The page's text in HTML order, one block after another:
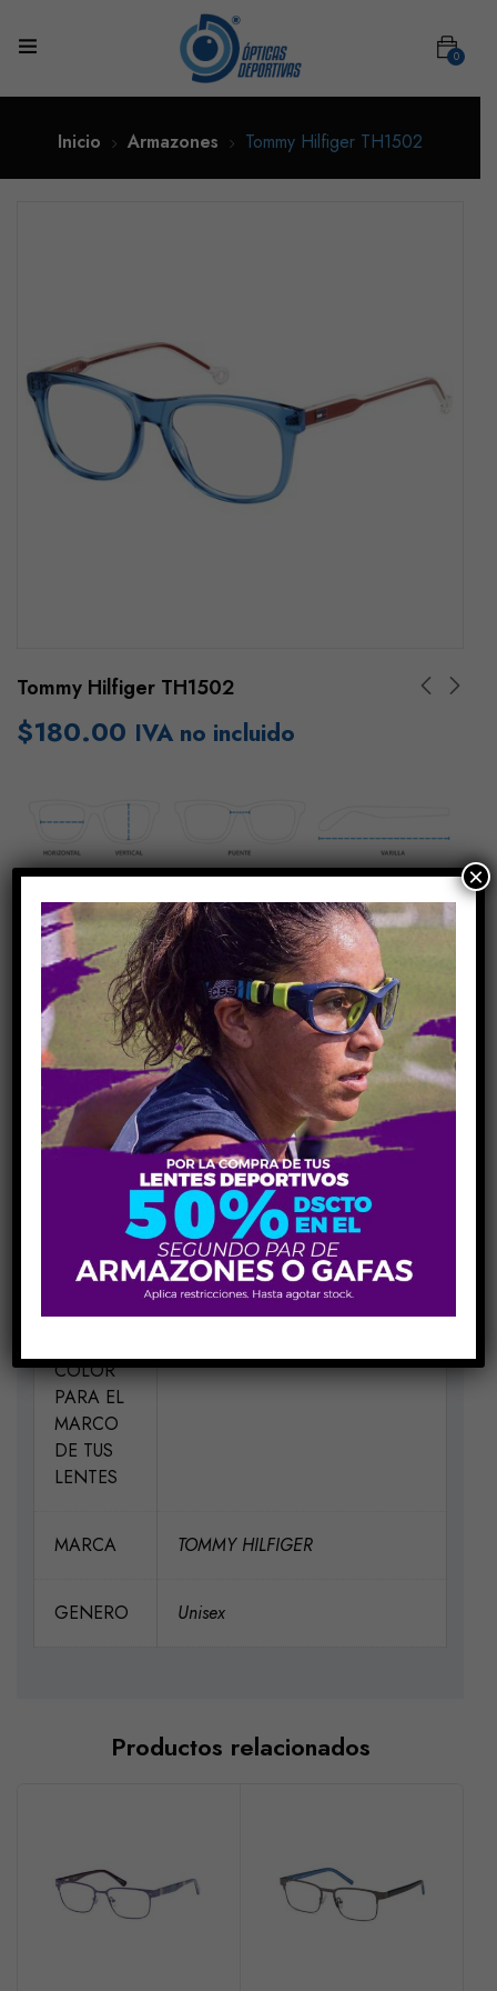
0
Inicio Armazones Tommy Hilfiger TH1502
Tommy Hilfiger TH1502
$180.00 IVA no incluido
Añadir Al Carrito
COMPARE
Share Link:
INFORMACIÓN ADICIONAL
H49-V38-P17-VA130
MATERIAL Acetato
COLOR
PARA EL
MARCO
DE TUS
LENTES
MARCA TOMMY HILFIGER
GENERO Unisex
Productos relacionados
×